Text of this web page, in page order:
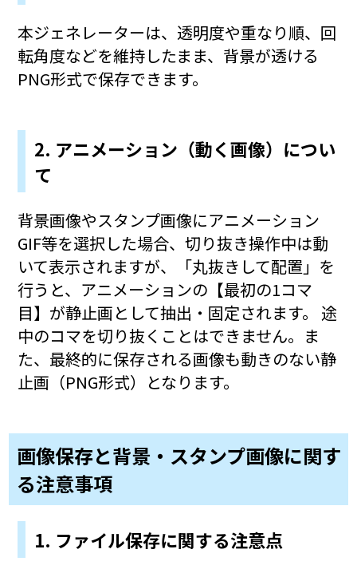
本ジェネレーターは、透明度や重なり順、回
転角度などを維持したまま、背景が透ける
PNG形式で保存できます。
2. アニメーション（動く画像）につい
て
背景画像やスタンプ画像にアニメーション
GIF等を選択した場合、切り抜き操作中は動
いて表示されますが、「丸抜きして配置」を
行うと、アニメーションの【最初の1コマ
目】が静止画として抽出・固定されます。 途
中のコマを切り抜くことはできません。ま
た、最終的に保存される画像も動きのない静
止画（PNG形式）となります。
画像保存と背景・スタンプ画像に関す
る注意事項
1. ファイル保存に関する注意点